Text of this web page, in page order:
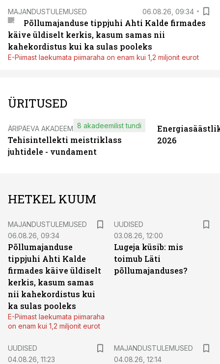
MAJANDUSTULEMUSED 06.08.26, 09:34
Põllumajanduse tippjuhi Ahti Kalde firmades
käive üldiselt kerkis, kasum samas nii
kahekordistus kui ka sulas pooleks
E-Piimast laekumata piimaraha on enam kui 1,2 miljonit eurot
ÜRITUSED
ÄRIPÄEVA AKADEEMIA
Tehisintellekti meistriklass
juhtidele - vundament
8 akadeemilist tundi
2026
HETKEL KUUM
MAJANDUSTULEMUSED
06.08.26, 09:34
Põllumajanduse
tippjuhi Ahti Kalde
firmades käive üldiselt
kerkis, kasum samas
nii kahekordistus kui
ka sulas pooleks
E-Piimast laekumata piimaraha
on enam kui 1,2 miljonit eurot
UUDISED
03.08.26, 12:00
Lugeja küsib: mis
toimub Läti
põllumajanduses?
UUDISED
04.08.26, 11:23
MAJANDUSTULEMUSED
04.08.26, 12:14